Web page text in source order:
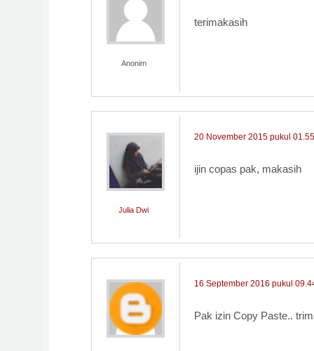
Anonim
terimakasih
Julia Dwi
20 November 2015 pukul 01.55
ijin copas pak, makasih
16 September 2016 pukul
Pak izin Copy Paste..